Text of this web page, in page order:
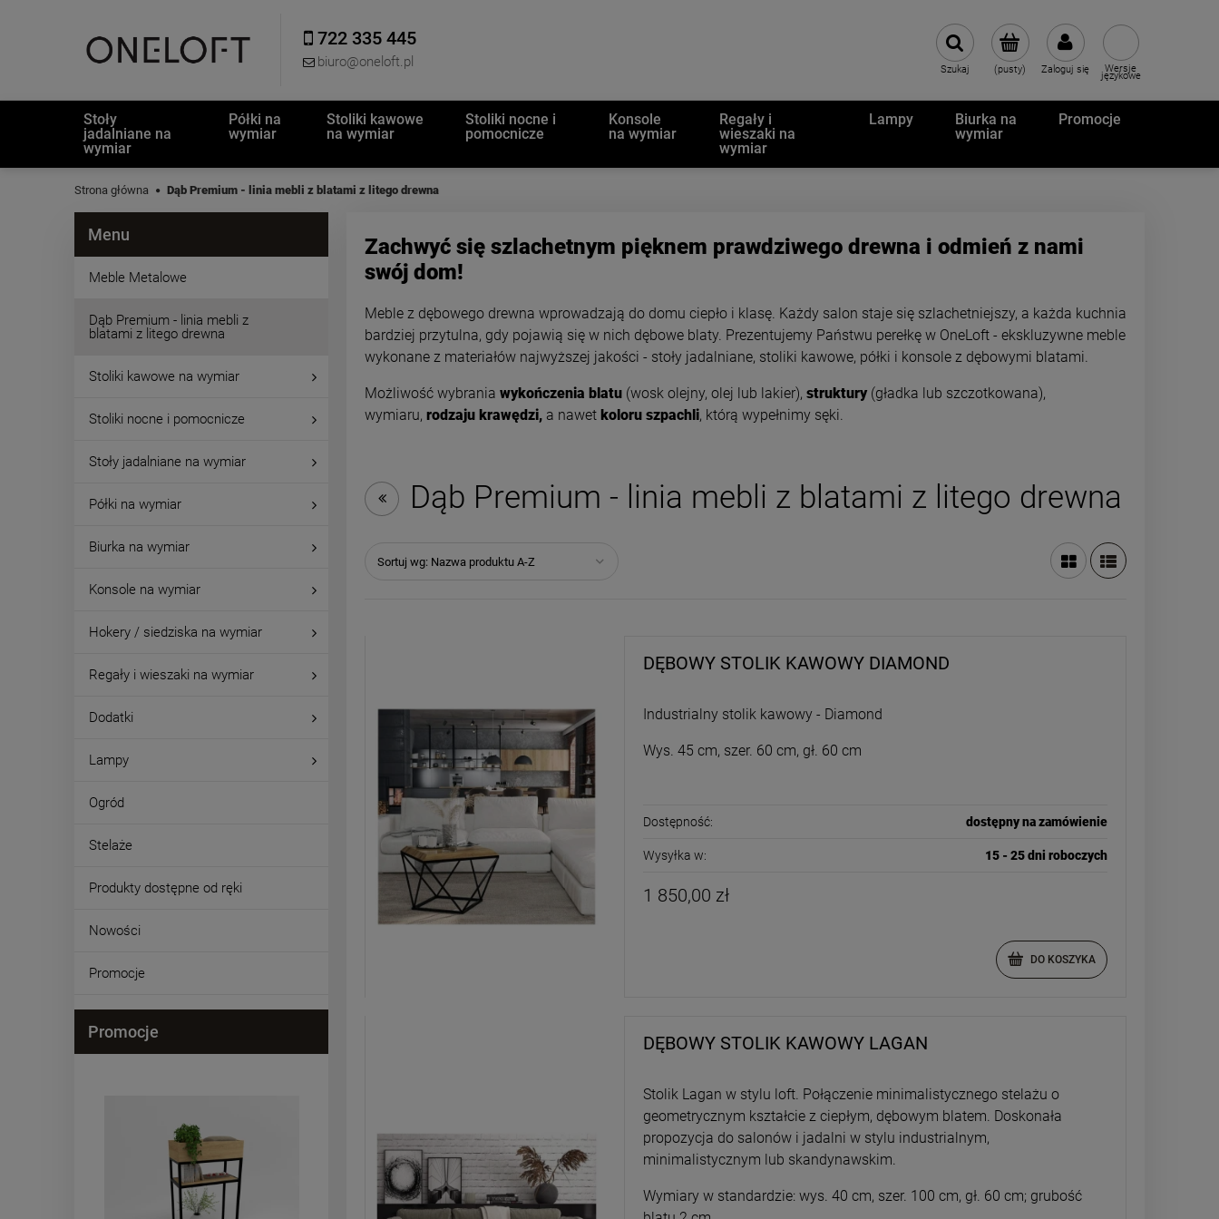
722 335 445
biuro@oneloft.pl (pusty) Zaloguj się
Szukaj Wersje
językowe
Stoły
jadalniane na
wymiar
Półki na
wymiar
Stoliki kawowe
na wymiar
Stoliki nocne i
pomocnicze
Konsole
na wymiar
Regały i
wieszaki na
wymiar
Lampy
Biurka na
wymiar
Promocje
Strona główna Dąb Premium - linia mebli z blatami z litego drewna
Menu
Meble Metalowe
Dąb Premium - linia mebli z
blatami z litego drewna
Stoliki kawowe na wymiar
Stoliki nocne i pomocnicze
Stoły jadalniane na wymiar
Półki na wymiar
Biurka na wymiar
Konsole na wymiar
Hokery / siedziska na wymiar
Regały i wieszaki na wymiar
Dodatki
Lampy
Ogród
Stelaże
Produkty dostępne od ręki
Nowości
Promocje
Promocje
Zachwyć się szlachetnym pięknem prawdziwego drewna i odmień z nami
swój dom!
Meble z dębowego drewna wprowadzają do domu ciepło i klasę. Każdy salon staje się szlachetniejszy, a każda kuchnia
bardziej przytulna, gdy pojawią się w nich dębowe blaty. Prezentujemy Państwu perełkę w OneLoft - ekskluzywne meble
wykonane z materiałów najwyższej jakości - stoły jadalniane, stoliki kawowe, półki i konsole z dębowymi blatami.
Możliwość wybrania wykończenia blatu (wosk olejny, olej lub lakier), struktury (gładka lub szczotkowana),
wymiaru, rodzaju krawędzi, a nawet koloru szpachli, którą wypełnimy sęki.
Dąb Premium - linia mebli z blatami z litego drewna
Sortuj wg: Nazwa produktu A-Z
DĘBOWY STOLIK KAWOWY DIAMOND
Industrialny stolik kawowy - Diamond
Wys. 45 cm, szer. 60 cm, gł. 60 cm
Dostępność: dostępny na zamówienie
Wysyłka w: 15 - 25 dni roboczych
1 850,00 zł
DO KOSZYKA
DĘBOWY STOLIK KAWOWY LAGAN
Stolik Lagan w stylu loft. Połączenie minimalistycznego stelażu o
geometrycznym kształcie z ciepłym, dębowym blatem. Doskonała
propozycja do salonów i jadalni w stylu industrialnym,
minimalistycznym lub skandynawskim.
Wymiary w standardzie: wys. 40 cm, szer. 100 cm, gł. 60 cm; grubość